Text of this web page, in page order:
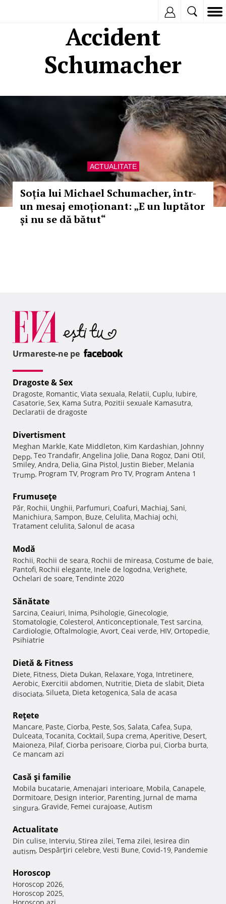
Accident
Schumacher
ACTUALITATE
Soția lui Michael Schumacher, într-
un mesaj emoționant: „E un luptător
și nu se dă bătut“
Urmareste-ne pe
Dragoste & Sex
Dragoste, Romantic, Viata sexuala, Relatii, Cuplu, Iubire,
Casatorie, Sex, Kama Sutra, Pozitii sexuale Kamasutra,
Declaratii de dragoste
Divertisment
Meghan Markle, Kate Middleton, Kim Kardashian, Johnny
Depp, Teo Trandafir, Angelina Jolie, Dana Rogoz, Dani Otil,
Smiley, Andra, Delia, Gina Pistol, Justin Bieber, Melania
Trump, Program TV, Program Pro TV, Program Antena 1
Frumuseţe
Păr, Rochii, Unghii, Parfumuri, Coafuri, Machiaj, Sani,
Manichiura, Sampon, Buze, Celulita, Machiaj ochi,
Tratament celulita, Salonul de acasa
Modă
Rochii, Rochii de seara, Rochii de mireasa, Costume de baie,
Pantofi, Rochii elegante, Inele de logodna, Verighete,
Ochelari de soare, Tendinte 2020
Sănătate
Sarcina, Ceaiuri, Inima, Psihologie, Ginecologie,
Stomatologie, Colesterol, Anticonceptionale, Test sarcina,
Cardiologie, Oftalmologie, Avort, Ceai verde, HIV, Ortopedie,
Psihiatrie
Dietă & Fitness
Diete, Fitness, Dieta Dukan, Relaxare, Yoga, Intretinere,
Aerobic, Exercitii abdomen, Nutritie, Dieta de slabit, Dieta
disociata, Silueta, Dieta ketogenica, Sala de acasa
Reţete
Mancare, Paste, Ciorba, Peste, Sos, Salata, Cafea, Supa,
Dulceata, Tocanita, Cocktail, Supa crema, Aperitive, Desert,
Maioneza, Pilaf, Ciorba perisoare, Ciorba pui, Ciorba burta,
Ce mancam azi
Casă şi familie
Mobila bucatarie, Amenajari interioare, Mobila, Canapele,
Dormitoare, Design interior, Parenting, Jurnal de mama
singura, Gravide, Femei curajoase, Autism
Actualitate
Din culise, Interviu, Stirea zilei, Tema zilei, Iesirea din
autism, Despărţiri celebre, Vesti Bune, Covid-19, Pandemie
Horoscop
Horoscop 2026,
Horoscop 2025,